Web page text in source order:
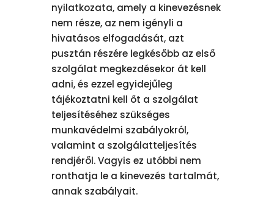
nyilatkozata, amely a kinevezésnek
nem része, az nem igényli a
hivatásos elfogadását, azt
pusztán részére legkésőbb az első
szolgálat megkezdésekor át kell
adni, és ezzel egyidejűleg
tájékoztatni kell őt a szolgálat
teljesítéséhez szükséges
munkavédelmi szabályokról,
valamint a szolgálatteljesítés
rendjéről. Vagyis ez utóbbi nem
ronthatja le a kinevezés tartalmát,
annak szabályait.